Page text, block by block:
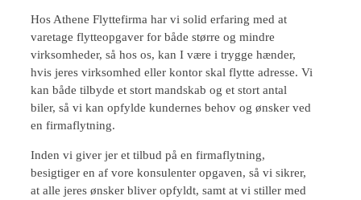
Hos Athene Flyttefirma har vi solid erfaring med at
varetage flytteopgaver for både større og mindre
virksomheder, så hos os, kan I være i trygge hænder,
hvis jeres virksomhed eller kontor skal flytte adresse. Vi
kan både tilbyde et stort mandskab og et stort antal
biler, så vi kan opfylde kundernes behov og ønsker ved
en firmaflytning.
Inden vi giver jer et tilbud på en firmaflytning,
besigtiger en af vore konsulenter opgaven, så vi sikrer,
at alle jeres ønsker bliver opfyldt, samt at vi stiller med